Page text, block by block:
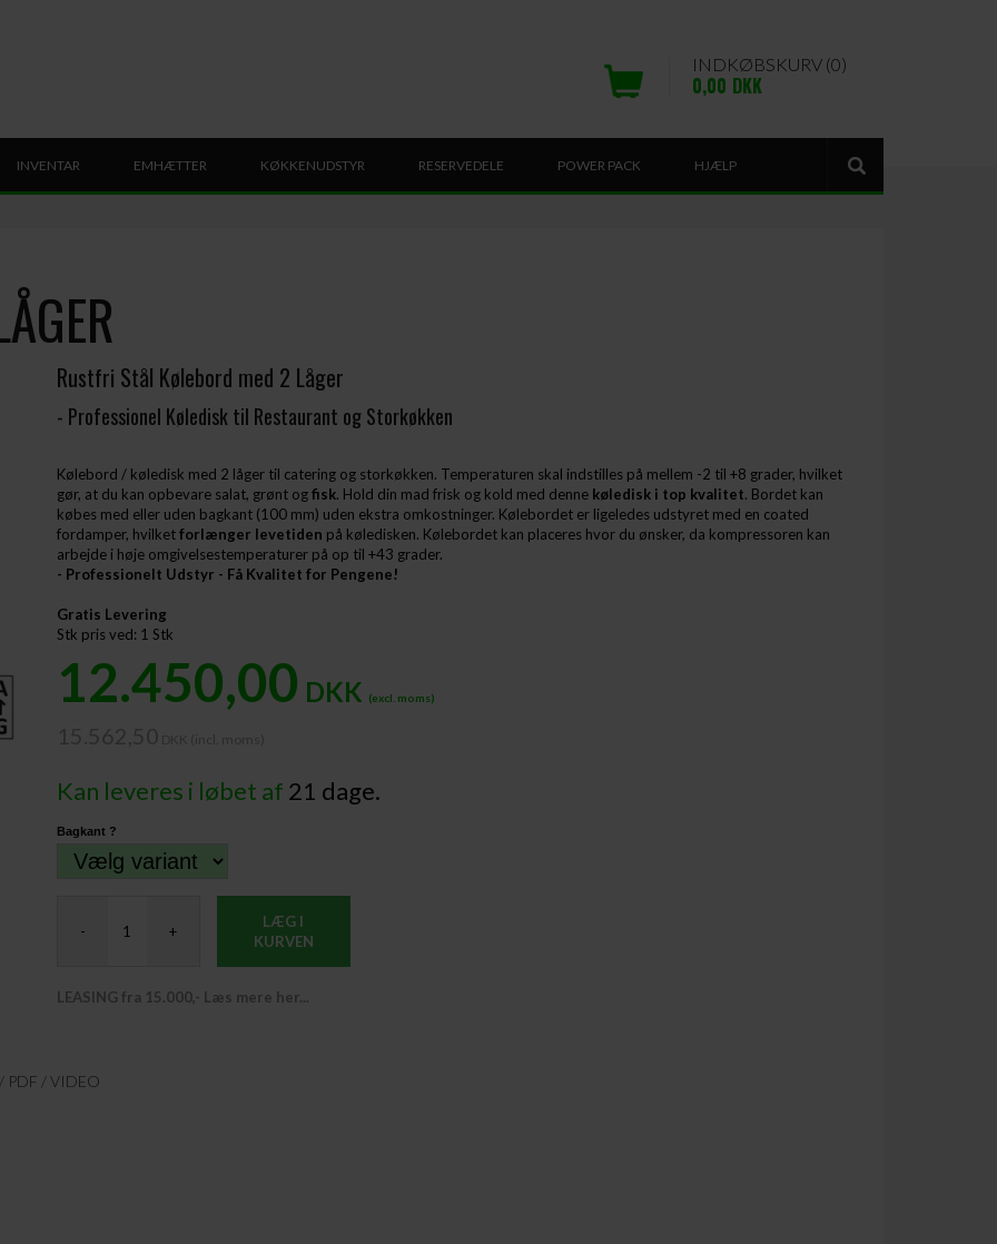
INDKØBSKURV (0)
0,00 DKK
INVENTAR EMHÆTTER KØKKENUDSTYR RESERVEDELE POWER PACK HJÆLP
Rustfri Stål Kølebord med 2 Låger
- Professionel Køledisk til Restaurant og Storkøkken
Kølebord / køledisk med 2 låger til catering og storkøkken. Temperaturen skal indstilles på mellem -2 til +8 grader, hvilket
gør, at du kan opbevare salat, grønt ogfisk. Hold din mad frisk og kold med dennekøledisk i top kvalitet. Bordet kan
købes med eller uden bagkant (100 mm) uden ekstra omkostninger. Kølebordet er ligeledes udstyret med en coated
fordamper, hvilketforlænger levetiden på køledisken. Kølebordet kan placeres hvor du ønsker, da kompressoren kan
arbejde i høje omgivelsestemperaturer på op til +43 grader.
- Professionelt Udstyr - Få Kvalitet for Pengene!
Gratis Levering
Stk pris ved: 1 Stk
12.450,00 DKK (excl. moms)
Kan leveres i løbet af 21 dage.
Bagkant ?
- +
LÆG I
KURVEN
LEASING fra 15.000,- Læs mere her...
PDF / VIDEO